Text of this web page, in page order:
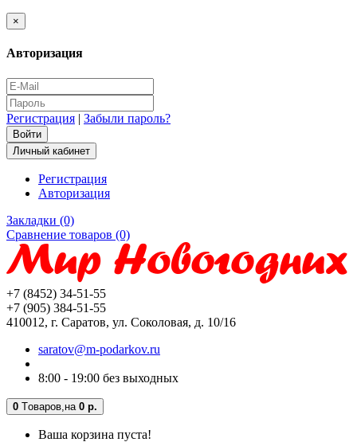
×
Авторизация
Регистрация | Забыли пароль?
Личный кабинет
Регистрация
Авторизация
Закладки (0)
Сравнение товаров (0)
+7 (8452) 34-51-55
+7 (905) 384-51-55
410012, г. Саратов, ул. Соколовая, д. 10/16
saratov@m-podarkov.ru
8:00 - 19:00 без выходных
0 Tоваров, на 0 р.
Ваша корзина пуста!